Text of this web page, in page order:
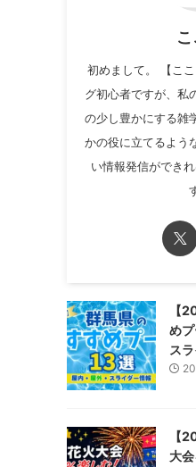
初めまして。 【こ
グ初心者ですが、私
の少し豊かにする雑
かの役に立てるよう
い情報発信ができ
【
め
ス
【
大